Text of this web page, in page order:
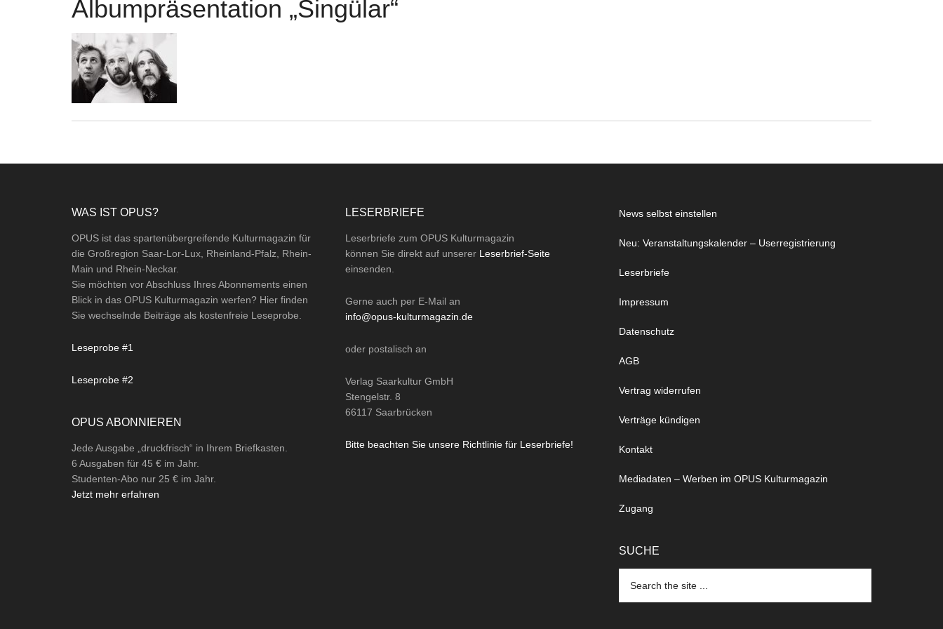
Albumpräsentation „Singülar“
WAS IST OPUS?
OPUS ist das spartenübergreifende Kulturmagazin für
die Großregion Saar-Lor-Lux, Rheinland-Pfalz, Rhein-
Main und Rhein-Neckar.
Sie möchten vor Abschluss Ihres Abonnements einen
Blick in das OPUS Kulturmagazin werfen? Hier finden
Sie wechselnde Beiträge als kostenfreie Leseprobe.
Leseprobe #1
Leseprobe #2
OPUS ABONNIEREN
Jede Ausgabe „druckfrisch“ in Ihrem Briefkasten.
6 Ausgaben für 45 € im Jahr.
Studenten-Abo nur 25 € im Jahr.
Jetzt mehr erfahren
LESERBRIEFE
Leserbriefe zum OPUS Kulturmagazin
können Sie direkt auf unserer Leserbrief-Seite
einsenden.
Gerne auch per E-Mail an
info@opus-kulturmagazin.de
oder postalisch an
Verlag Saarkultur GmbH
Stengelstr. 8
66117 Saarbrücken
Bitte beachten Sie unsere Richtlinie für Leserbriefe!
News selbst einstellen
Neu: Veranstaltungskalender – Userregistrierung
Leserbriefe
Impressum
Datenschutz
AGB
Vertrag widerrufen
Verträge kündigen
Kontakt
Mediadaten – Werben im OPUS Kulturmagazin
Zugang
SUCHE
the